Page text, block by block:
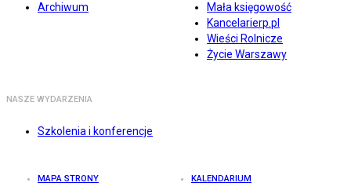
Archiwum
Mała księgowość
Kancelarierp.pl
Wieści Rolnicze
Życie Warszawy
NASZE WYDARZENIA
Szkolenia i konferencje
MAPA STRONY KALENDARIUM